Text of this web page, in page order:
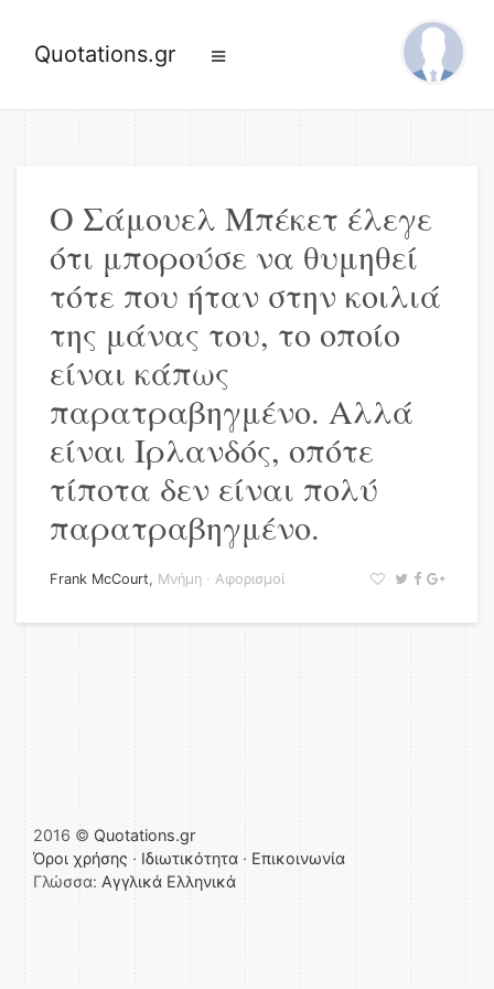
Quotations.gr
Ο Σάμουελ Μπέκετ έλεγε
ότι μπορούσε να θυμηθεί
τότε που ήταν στην κοιλιά
της μάνας του, το οποίο
είναι κάπως
παρατραβηγμένο. Αλλά
είναι Ιρλανδός, οπότε
τίποτα δεν είναι πολύ
παρατραβηγμένο.
Frank McCourt, Μνήμη · Αφορισμοί
2016 © Quotations.gr
Όροι χρήσης · Ιδιωτικότητα · Επικοινωνία
Γλώσσα: Αγγλικά Ελληνικά